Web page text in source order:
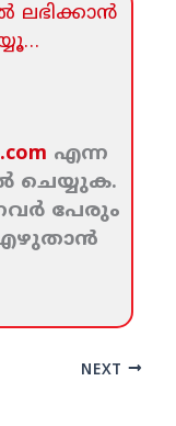
ലഭിക്കാന്‍
എന്ന
ചെയ്യുക.
പേരും
NEXT